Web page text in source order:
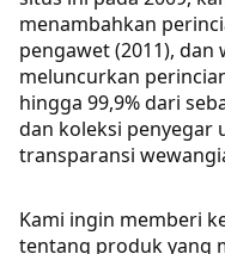
menambahkan
pengawet (2011), dan
meluncurkan
hingga 99,9% dari
dan koleksi penyegar
transparansi
Kami ingin memberi
tentang produk yang